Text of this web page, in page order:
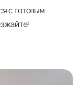
с готовым